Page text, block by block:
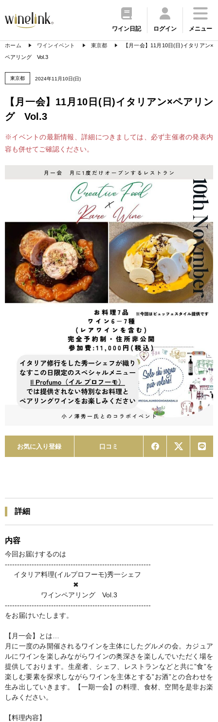
ワイン日記 ログイン メニュー
ホーム ワインイベント 東京都
【月一会】11月10日(日)イタリアン×
ペアリング Vol.3
東京都 2024年11月10日(日)
【月一会】11月10日(日)イタリアン×ペアリン
グ Vol.3
※イベントの最新情報、詳細につきましては、必ず主催者の発表内
容も併せてご確認ください。
お気に入り登録 口コミ
詳細
内容
今回お届けするのは
------------------------------------------------------------
イタリア料理(イルプロフーモ)秀一シェフ
✖
ワインペアリング Vol.3
------------------------------------------------------------
をお届けいたします。
【月一会】とは…
月に一度のみ開催されるワインを主体にしたグルメの会。カジュア
ルにワインを楽しみながらワインの奥深さを楽しんでいただく場を
提供しております。生産者、シェフ、レストランなどと共に”食”を
楽しむ要素を探求しながらワインを主体とする”お酒”との合わせを
生み出していきます。【一期一会】の料理、食材、空間を是非お楽
しみください。
【料理内容】